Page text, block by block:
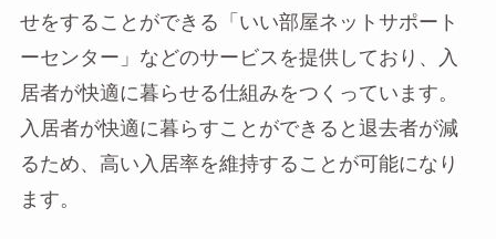
せをすることができる「いい部屋ネットサポート
ーセンター」などのサービスを提供しており、入
居者が快適に暮らせる仕組みをつくっています。
入居者が快適に暮らすことができると退去者が減
るため、高い入居率を維持することが可能になり
ます。